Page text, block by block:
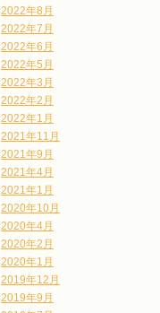
2022年8月
2022年7月
2022年6月
2022年5月
2022年3月
2022年2月
2022年1月
2021年11月
2021年9月
2021年4月
2021年1月
2020年10月
2020年4月
2020年2月
2020年1月
2019年12月
2019年9月